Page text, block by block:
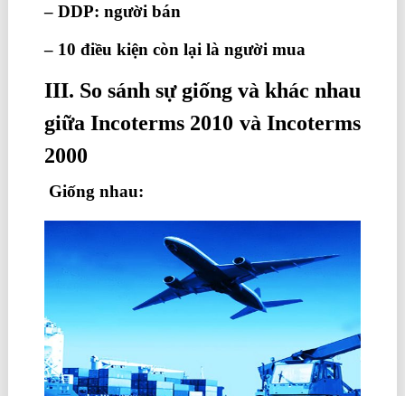
– DDP: người bán
– 10 điều kiện còn lại là người mua
III. So sánh sự giống và khác nhau
giữa Incoterms 2010 và Incoterms
2000
Giống nhau: